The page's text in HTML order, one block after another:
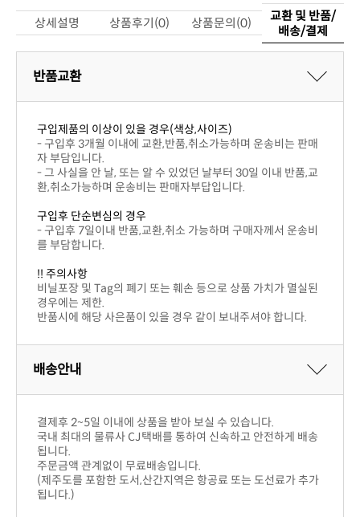
상세설명 상품후기(0) 상품문의(0)
배송/결제
반품교환
구입제품의 이상이 있을 경우(색상,사이즈)
자 부담입니다.
환,취소가능하며 운송비는 판매자부답입니다.
구입후 단순변심의 경우
를 부담합니다.
!! 주의사항
경우에는 제한.
반품시에 해당 사은품이 있을 경우 같이 보내주셔야 합니다.
배송안내
결제후 2~5일 이내에 상품을 받아 보실 수 있습니다.
됩니다.
주문금액 관계없이 무료배송입니다.
됩니다.)